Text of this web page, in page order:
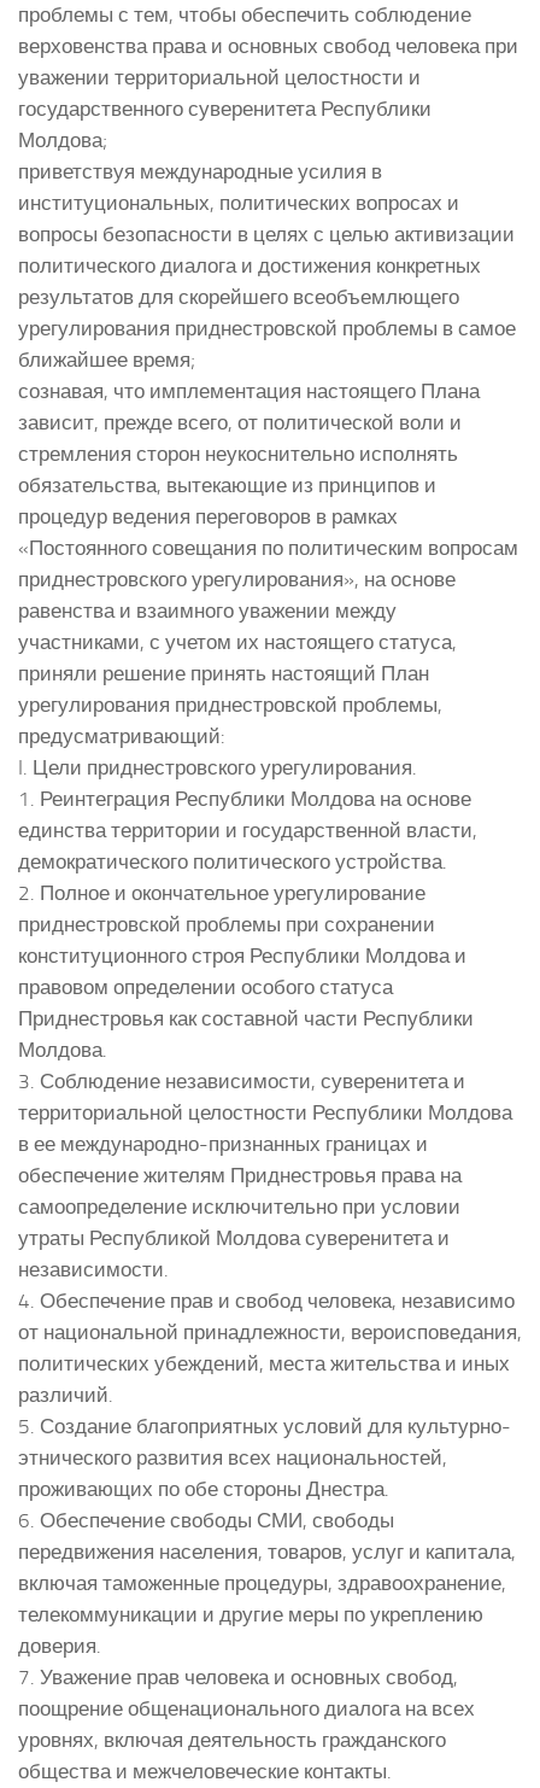
проблемы с тем, чтобы обеспечить соблюдение
верховенства права и основных свобод человека при
уважении территориальной целостности и
государственного суверенитета Республики
Молдова;
приветствуя международные усилия в
институциональных, политических вопросах и
вопросы безопасности в целях с целью активизации
политического диалога и достижения конкретных
результатов для скорейшего всеобъемлющего
урегулирования приднестровской проблемы в самое
ближайшее время;
сознавая, что имплементация настоящего Плана
зависит, прежде всего, от политической воли и
стремления сторон неукоснительно исполнять
обязательства, вытекающие из принципов и
процедур ведения переговоров в рамках
«Постоянного совещания по политическим вопросам
приднестровского урегулирования», на основе
равенства и взаимного уважении между
участниками, с учетом их настоящего статуса,
приняли решение принять настоящий План
урегулирования приднестровской проблемы,
предусматривающий:
I. Цели приднестровского урегулирования.
1. Реинтеграция Республики Молдова на основе
единства территории и государственной власти,
демократического политического устройства.
2. Полное и окончательное урегулирование
приднестровской проблемы при сохранении
конституционного строя Республики Молдова и
правовом определении особого статуса
Приднестровья как составной части Республики
Молдова.
3. Соблюдение независимости, суверенитета и
территориальной целостности Республики Молдова
в ее международно-признанных границах и
обеспечение жителям Приднестровья права на
самоопределение исключительно при условии
утраты Республикой Молдова суверенитета и
независимости.
4. Обеспечение прав и свобод человека, независимо
от национальной принадлежности, вероисповедания,
политических убеждений, места жительства и иных
различий.
5. Создание благоприятных условий для культурно-
этнического развития всех национальностей,
проживающих по обе стороны Днестра.
6. Обеспечение свободы СМИ, свободы
передвижения населения, товаров, услуг и капитала,
включая таможенные процедуры, здравоохранение,
телекоммуникации и другие меры по укреплению
доверия.
7. Уважение прав человека и основных свобод,
поощрение общенационального диалога на всех
уровнях, включая деятельность гражданского
общества и межчеловеческие контакты.